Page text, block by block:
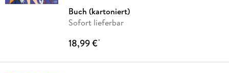
Buch (kartoniert)
Sofort lieferbar
18,99 €*